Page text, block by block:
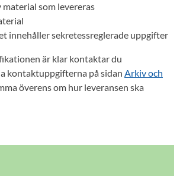
som levereras
innehåller sekretessreglerade uppgifter
är klar kontaktar du
kontaktuppgifterna på sidan Arkiv och
överens om hur leveransen ska